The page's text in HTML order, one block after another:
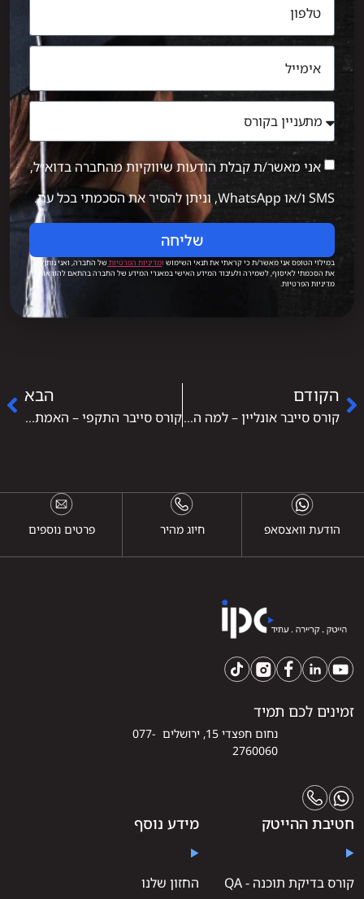
אני מאשר/ת קבלת הודעות שיווקיות מהחברה בדוא״ל,
SMS ו/או WhatsApp, וניתן להסיר את הסכמתי בכל עת.
שליחה
במילוי הטופס אני מאשר/ת כי קראתי את תנאי השימוש ומדיניות הפרטיות של החברה, ואני נותן/ת
את הסכמתי לאיסוף, לשמירה ולעיבוד המידע האישי במאגרי המידע של החברה בהתאם להוראות
מדיניות הפרטיות.
הקודם
קורס סייבר אונליין – למה הפורמט הזה לא רק עובד, הוא האופן הנכון ללמוד אבטחת מידע
הבא
קורס סייבר התקפי – האמת על עבודת Red Team ומה צריך כדי להיכנס אליה
הודעת וואצסאפ חיוג מהיר פרטים נוספים
זמינים לכם תמיד
נחום חפצדי 15, ירושלים 077-
2760060
חטיבת ההייטק
קורס בדיקת תוכנה - QA
מידע נוסף
החזון שלנו